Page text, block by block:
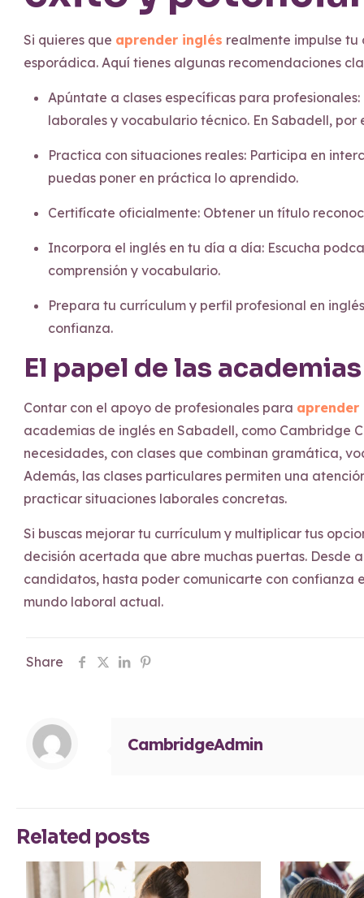
Si quieres que aprender inglés realmente impulse
esporádica. Aquí tienes algunas recomendaciones
Apúntate a clases específicas para
laborales y vocabulario técnico. En Sabadell,
Practica con situaciones reales: Participa en
puedas poner en práctica lo aprendido.
Certifícate oficialmente: Obtener un título
Incorpora el inglés en tu día a día: Escucha
comprensión y vocabulario.
Prepara tu currículum y perfil profesional en
confianza.
El papel de las
Contar con el apoyo de profesionales para aprender
academias de inglés en Sabadell, como Cambridge
necesidades, con clases que combinan gramática,
Además, las clases particulares permiten una
practicar situaciones laborales concretas.
Si buscas mejorar tu currículum y multiplicar tus
decisión acertada que abre muchas puertas.
candidatos, hasta poder comunicarte con confianza
mundo laboral actual.
Share
CambridgeAdmin
Related posts